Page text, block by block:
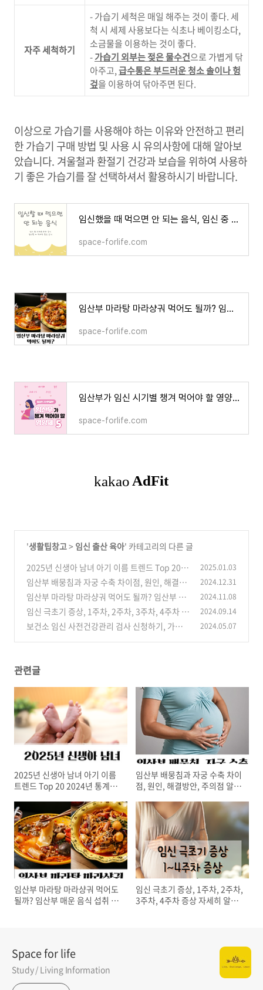
자주 세척하기
-가습기 세척은 매일 해주는 것이 좋다. 세
척 시 세제 사용보다는 식초나 베이킹소다,
소금물을 이용하는 것이 좋다.
-가습기 외부는 젖은 물수건으로 가볍게 닦
아주고,급수통은 부드러운 청소 솔이나 헝
겊을 이용하여 닦아주면 된다.
이상으로 가습기를 사용해야 하는 이유와 안전하고 편리
한 가습기 구매 방법 및 사용 시 유의사항에 대해 알아보
았습니다. 겨울철과 환절기 건강과 보습을 위하여 사용하
기 좋은 가습기를 잘 선택하셔서 활용하시기 바랍니다.
임신했을 때 먹으면 안 되는 음식, 임신 중 피해야 하는 음식, 임신할 때 먹으면 좋은 음식
space-forlife.com
임산부 마라탕 마라샹궈 먹어도 될까? 임산부 매운 음식 섭취 시 주의사항 알아보기
space-forlife.com
임산부가 임신 시기별 챙겨 먹어야 할 영양제 Top 5의 기능, 섭취 시기, 고르는 법, 관련 음식 알아
space-forlife.com
'생활팁창고> 임신 출산 육아' 카테고리의 다른 글
2025년 신생아 남녀 아기 이름 트렌드 Top 20 2
024년 통계로 알아보기 (0)
2025.01.03
임산부 배뭉침과 자궁 수축 차이점, 원인, 해결방
안, 주의점 알아보기 (0)
2024.12.31
임산부 마라탕 마라샹궈 먹어도 될까? 임산부 매
운 음식 섭취 시 주의사항 알아보기 (0)
2024.11.08
임신 극초기 증상, 1주차, 2주차, 3주차, 4주차 증
상 자세히 알아보기
(0)
2024.09.14
보건소 임신 사전건강관리 검사 신청하기, 가임
2024.05.07
관련글
2025년 신생아 남녀 아기 이름
트렌드 Top 20 2024년 통계로
임산부 배뭉침과 자궁 수축 차이
점, 원인, 해결방안, 주의점 알아
임산부 마라탕 마라샹궈 먹어도
될까? 임산부 매운 음식 섭취 시
임신 극초기 증상, 1주차, 2주차,
3주차, 4주차 증상 자세히 알아
Space for life
Study / Living Information